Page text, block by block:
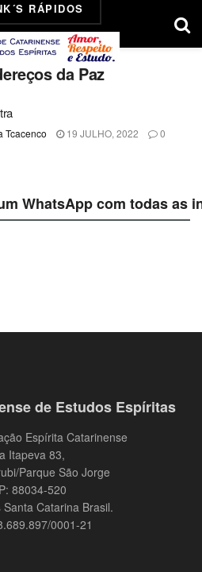
RÁPIDOS
da Paz
Tcacenco 19 JULHO, 2022 0
WhatsApp com todas
de Estudos Espíritas
Espírita Catarinense
Itapeva 83,
Parque São Jorge
88034-520
Catarina Brasil.
0001-21